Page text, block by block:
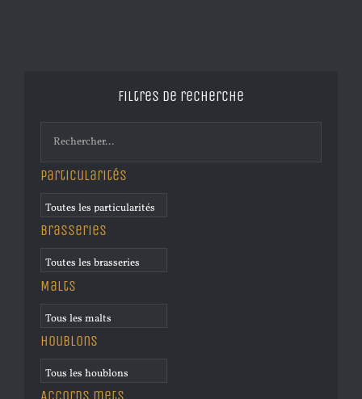
Filtres de recherche
Particularités
Brasseries
Malts
Houblons